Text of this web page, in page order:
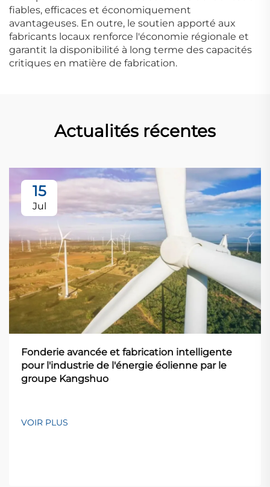
fiables, efficaces et économiquement
avantageuses. En outre, le soutien apporté aux
fabricants locaux renforce l'économie régionale et
garantit la disponibilité à long terme des capacités
critiques en matière de fabrication.
Actualités récentes
15
Jul
Fonderie avancée et fabrication intelligente
pour l'industrie de l'énergie éolienne par le
groupe Kangshuo
VOIR PLUS